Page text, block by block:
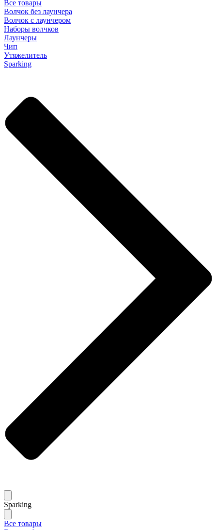
Все товары
Волчок без лаунчера
Волчок с лаунчером
Наборы волчков
Лаунчеры
Чип
Утяжелитель
Sparking
Sparking
Все товары